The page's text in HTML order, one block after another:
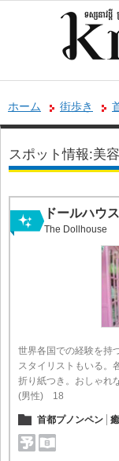
ホーム 街歩き
スポット情報:美
ドールハウス
The Dollhouse
世界各国での経験を持
スタイリストもいる。
折り紙つき。おしゃれ
(男性) 18
首都プノンペン